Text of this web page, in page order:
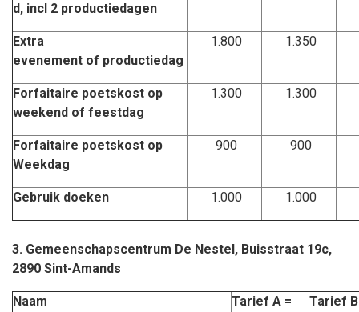
d, incl 2 productiedagen
Extra
evenement of productiedag
1.800 1.350
Forfaitaire poetskost op
weekend of feestdag
1.300 1.300
Forfaitaire poetskost op
Weekdag
900 900
Gebruik doeken 1.000 1.000
3. Gemeenschapscentrum De Nestel, Buisstraat 19c,
2890 Sint-Amands
Naam
Tarief A =
Tarief